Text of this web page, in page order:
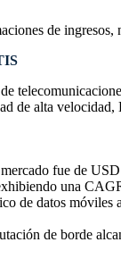
de ingresos,
de alta
fue de
una
de datos móviles
de borde